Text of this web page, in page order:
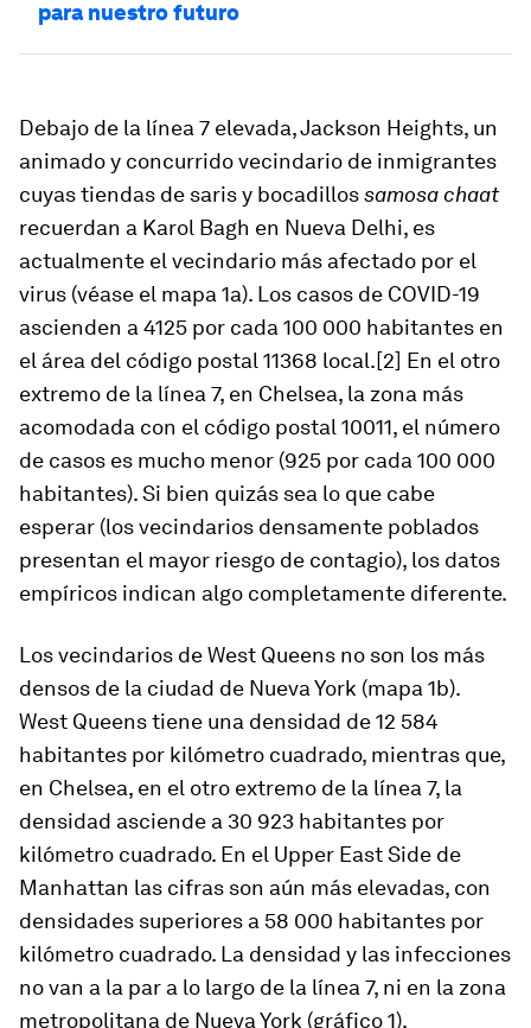
para nuestro futuro
Debajo de la línea 7 elevada, Jackson Heights, un
animado y concurrido vecindario de inmigrantes
cuyas tiendas de saris y bocadillossamosa chaat
recuerdan a Karol Bagh en Nueva Delhi, es
actualmente el vecindario más afectado por el
virus (véase el mapa 1a). Los casos de COVID-19
ascienden a 4125 por cada 100 000 habitantes en
el área del código postal 11368 local.[2] En el otro
extremo de la línea 7, en Chelsea, la zona más
acomodada con el código postal 10011, el número
de casos es mucho menor (925 por cada 100 000
habitantes). Si bien quizás sea lo que cabe
esperar (los vecindarios densamente poblados
presentan el mayor riesgo de contagio), los datos
empíricos indican algo completamente diferente.
Los vecindarios de West Queens no son los más
densos de la ciudad de Nueva York (mapa 1b).
West Queens tiene una densidad de 12 584
habitantes por kilómetro cuadrado, mientras que,
en Chelsea, en el otro extremo de la línea 7, la
densidad asciende a 30 923 habitantes por
kilómetro cuadrado. En el Upper East Side de
Manhattan las cifras son aún más elevadas, con
densidades superiores a 58 000 habitantes por
kilómetro cuadrado. La densidad y las infecciones
no van a la par a lo largo de la línea 7, ni en la zona
metropolitana de Nueva York (gráfico 1).